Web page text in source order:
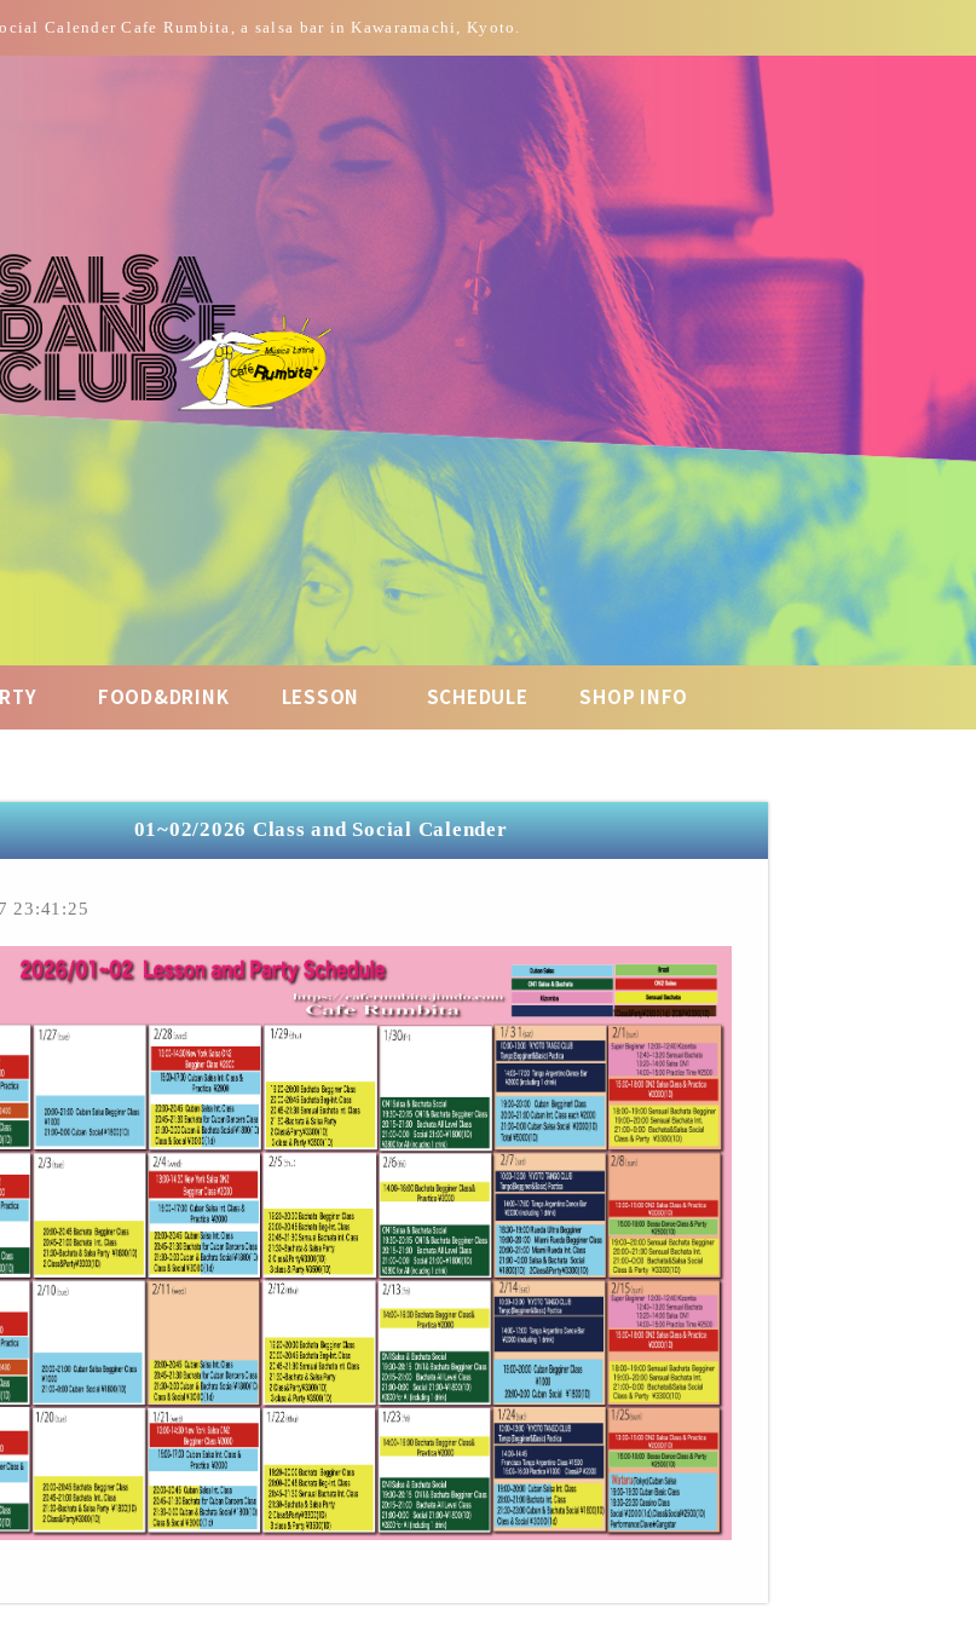
Calender Cafe Rumbita, a salsa bar in Kawaramachi, Kyoto.
FOOD&DRINK LESSON SCHEDULE SHOP INFO
01~02/2026 Class and Social Calender
23:41:25